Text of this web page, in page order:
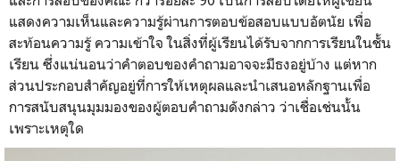
แสดงความเห็นและความรู้ผ่านการตอบข้อสอบแบบอัตนัย เพื่อ
สะท้อนความรู้ ความเข้าใจ ในสิ่งที่ผู้เรียนได้รับจากการเรียนในชั้น
เรียน ซึ่งแน่นอนว่าคำตอบของคำถามอาจจะมีธงอยู่บ้าง แต่หาก
ส่วนประกอบสำคัญอยู่ที่การให้เหตุผลและนำเสนอหลักฐานเพื่อ
การสนับสนุนมุมมองของผู้ตอบคำถามดังกล่าว ว่าเชื่อเช่นนั้น
เพราะเหตุใด